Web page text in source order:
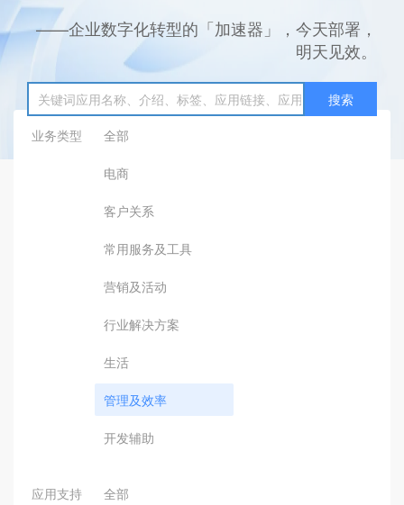
——企业数字化转型的「加速器」，今天部署，
明天见效。
搜索
业务类型
全部
电商
客户关系
常用服务及工具
营销及活动
行业解决方案
生活
管理及效率
开发辅助
应用支持 全部